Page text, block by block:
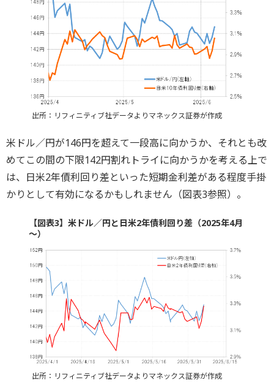
出所：リフィニティブ社データよりマネックス証券が作成
米ドル／円が146円を超えて一段高に向かうか、それとも改
めてこの間の下限142円割れトライに向かうかを考える上で
は、日米2年債利回り差といった短期金利差がある程度手掛
かりとして有効になるかもしれません（図表3参照）。
【図表3】米ドル／円と日米2年債利回り差（2025年4月
～）
出所：リフィニティブ社データよりマネックス証券が作成